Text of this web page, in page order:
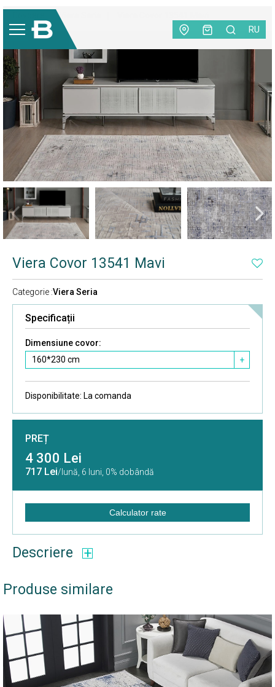
RU
Viera Seria
NEW
Viera Covor 13541 Mavi
Categorie :Viera Seria
Specificații
Dimensiune covor:
160*230 cm
+
Disponibilitate: La comanda
PREȚ
4 300 Lei
717 Lei/lună, 6 luni, 0% dobândă
Calculator rate
Descriere
Produse similare